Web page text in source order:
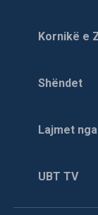
Kornikë e
Shëndet
Lajmet
UBT TV